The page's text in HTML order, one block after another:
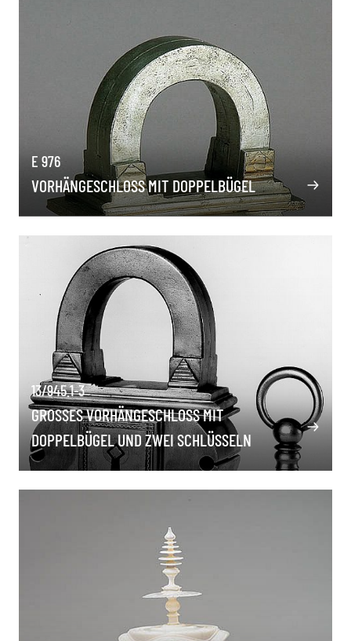
E 976
VORHÄNGESCHLOSS MIT DOPPELBÜGEL
13/945.1-3
GROSSES VORHÄNGESCHLOSS MIT D
OPPELBÜGEL UND ZWEI SCHLÜSSELN